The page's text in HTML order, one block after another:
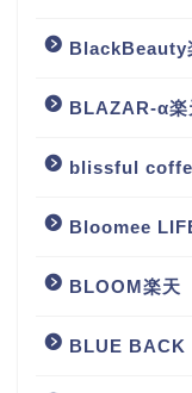
BlackBeauty
BLAZAR-α楽
blissful
Bloomee
BLOOM楽天
BLUE BACK